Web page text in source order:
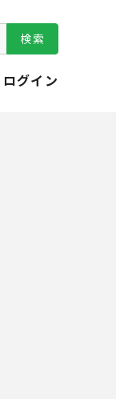
検索
ログイン